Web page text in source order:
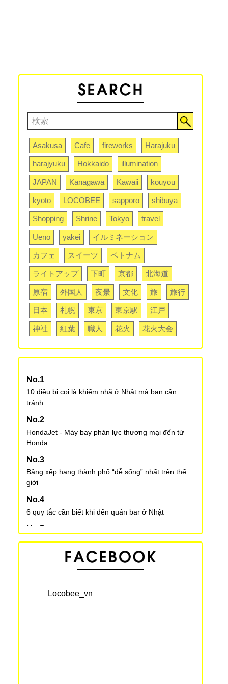
Asakusa Cafe fireworks Harajuku
harajyuku Hokkaido illumination
JAPAN Kanagawa Kawaii kouyou
kyoto LOCOBEE sapporo shibuya
Shopping Shrine Tokyo travel
Ueno yakei イルミネーション
カフェ スイーツ ベトナム
ライトアップ 下町 京都 北海道
原宿 外国人 夜景 文化 旅 旅行
日本 札幌 東京 東京駅 江戸
神社 紅葉 職人 花火 花火大会
10 điều bị coi là khiếm nhã ở Nhật mà bạn cần
tránh
HondaJet - Máy bay phản lực thương mại đến từ
Honda
Bảng xếp hạng thành phố “dễ sống” nhất trên thế
giới
6 quy tắc cần biết khi đến quán bar ở Nhật
Áo khoác Sukajan – phong cách đường phố của
giới trẻ Nhật
khó khăn, khủng hoảng
Locobee_vn